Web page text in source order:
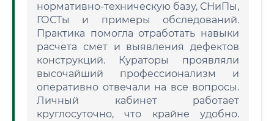
нормативно-техническую базу, СНиПы,
ГОСТы и примеры обследований.
Практика помогла отработать навыки
расчета смет и выявления дефектов
конструкций. Кураторы проявляли
высочайший профессионализм и
оперативно отвечали на все вопросы.
Личный кабинет работает
круглосуточно, что крайне удобно.